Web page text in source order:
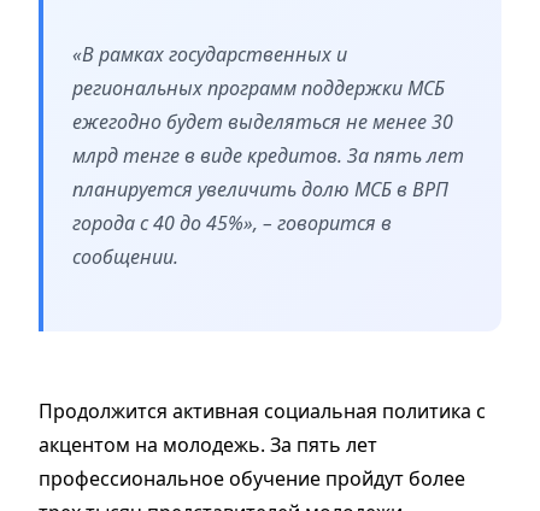
«В рамках государственных и
региональных программ поддержки МСБ
ежегодно будет выделяться не менее 30
млрд тенге в виде кредитов. За пять лет
планируется увеличить долю МСБ в ВРП
города с 40 до 45%», – говорится в
сообщении.
Продолжится активная социальная политика с
акцентом на молодежь. За пять лет
профессиональное обучение пройдут более